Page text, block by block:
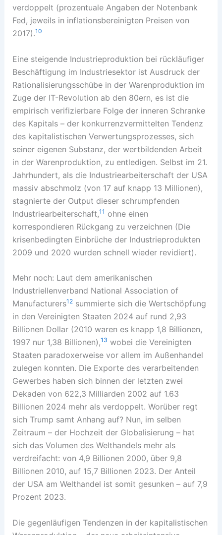
verdoppelt (prozentuale Angaben der Notenbank
Fed, jeweils in inflationsbereinigten Preisen von
2017).10
Eine steigende Industrieproduktion bei rückläufiger
Beschäftigung im Industriesektor ist Ausdruck der
Rationalisierungsschübe in der Warenproduktion im
Zuge der IT-Revolution ab den 80ern, es ist die
empirisch verifizierbare Folge der inneren Schranke
des Kapitals – der konkurrenzvermittelten Tendenz
des kapitalistischen Verwertungsprozesses, sich
seiner eigenen Substanz, der wertbildenden Arbeit
in der Warenproduktion, zu entledigen. Selbst im 21.
Jahrhundert, als die Industriearbeiterschaft der USA
massiv abschmolz (von 17 auf knapp 13 Millionen),
stagnierte der Output dieser schrumpfenden
Industriearbeiterschaft,11 ohne einen
korrespondieren Rückgang zu verzeichnen (Die
krisenbedingten Einbrüche der Industrieprodukten
2009 und 2020 wurden schnell wieder revidiert).
Mehr noch: Laut dem amerikanischen
Industriellenverband National Association of
Manufacturers12summierte sich die Wertschöpfung
in den Vereinigten Staaten 2024 auf rund 2,93
Billionen Dollar (2010 waren es knapp 1,8 Billionen,
1997 nur 1,38 Billionen),13 wobei die Vereinigten
Staaten paradoxerweise vor allem im Außenhandel
zulegen konnten. Die Exporte des verarbeitenden
Gewerbes haben sich binnen der letzten zwei
Dekaden von 622,3 Milliarden 2002 auf 1.63
Billionen 2024 mehr als verdoppelt. Worüber regt
sich Trump samt Anhang auf? Nun, im selben
Zeitraum – der Hochzeit der Globalisierung – hat
sich das Volumen des Welthandels mehr als
verdreifacht: von 4,9 Billionen 2000, über 9,8
Billionen 2010, auf 15,7 Billionen 2023. Der Anteil
der USA am Welthandel ist somit gesunken – auf 7,9
Prozent 2023.
Die gegenläufigen Tendenzen in der kapitalistischen